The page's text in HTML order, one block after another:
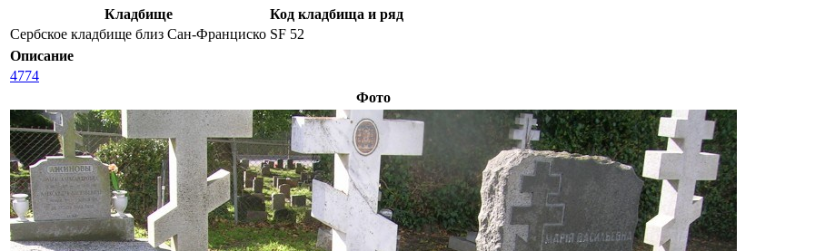
Кладбище
Код кладбища и ряд
Сербское кладбище близ Сан-Франциско SF 52
Описание
4774
Фото